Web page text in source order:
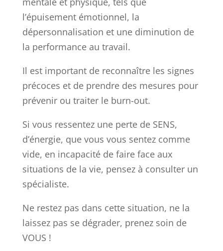
l’épuisement émotionnel, la
dépersonnalisation et une diminution de
la performance au travail.
Il est important de reconnaître les signes
précoces et de prendre des mesures pour
prévenir ou traiter le burn-out.
Si vous ressentez une perte de SENS,
d’énergie, que vous vous sentez comme
vide, en incapacité de faire face aux
situations de la vie, pensez à consulter un
spécialiste.
Ne restez pas dans cette situation, ne la
laissez pas se dégrader, prenez soin de
VOUS !